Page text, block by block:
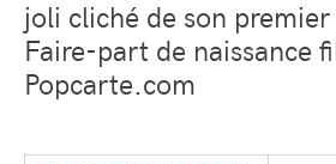
joli cliché de son
Faire-part de naissance
Popcarte.com